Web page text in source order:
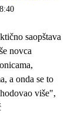
saopštava
novca
a onda se to
više",